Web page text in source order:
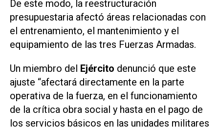
De este modo, la reestructuración
presupuestaria afectó áreas relacionadas con
el entrenamiento, el mantenimiento y el
equipamiento de las tres Fuerzas Armadas.
Un miembro del Ejército denunció que este
ajuste “afectará directamente en la parte
operativa de la fuerza, en el funcionamiento
de la crítica obra social y hasta en el pago de
los servicios básicos en las unidades militares